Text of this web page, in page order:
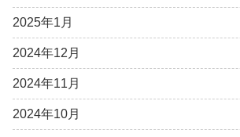
2025年1月
2024年12月
2024年11月
2024年10月